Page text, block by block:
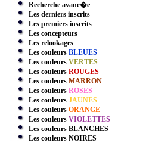
Recherche avanc�e
Les derniers inscrits
Les premiers inscrits
Les concepteurs
Les relookages
Les couleurs BLEUES
Les couleurs VERTES
Les couleurs ROUGES
Les couleurs MARRON
Les couleurs ROSES
Les couleurs JAUNES
Les couleurs ORANGE
Les couleurs VIOLETTES
Les couleurs BLANCHES
Les couleurs NOIRES